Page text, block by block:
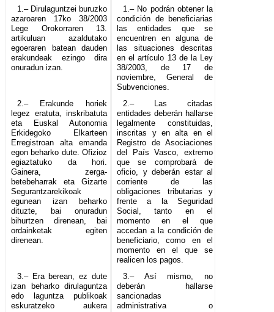
1.– Dirulaguntzei buruzko
azaroaren 17ko 38/2003
Lege Orokorraren 13.
artikuluan azaldutako
egoeraren batean dauden
erakundeak ezingo dira
onuradun izan.
1.– No podrán obtener la
condición de beneficiarias
las entidades que se
encuentren en alguna de
las situaciones descritas
en el artículo 13 de la Ley
38/2003, de 17 de
noviembre, General de
Subvenciones.
2.– Erakunde horiek
legez eratuta, inskribatuta
eta Euskal Autonomia
Erkidegoko Elkarteen
Erregistroan alta emanda
egon beharko dute. Ofizioz
egiaztatuko da hori.
Gainera, zerga-
betebeharrak eta Gizarte
Segurantzarekikoak
egunean izan beharko
dituzte, bai onuradun
bihurtzen direnean, bai
ordainketak egiten
direnean.
2.– Las citadas
entidades deberán hallarse
legalmente constituidas,
inscritas y en alta en el
Registro de Asociaciones
del País Vasco, extremo
que se comprobará de
oficio, y deberán estar al
corriente de las
obligaciones tributarias y
frente a la Seguridad
Social, tanto en el
momento en el que
accedan a la condición de
beneficiario, como en el
momento en el que se
realicen los pagos.
3.– Era berean, ez dute
izan beharko dirulaguntza
edo laguntza publikoak
eskuratzeko aukera
3.– Así mismo, no
deberán hallarse
sancionadas
administrativa o